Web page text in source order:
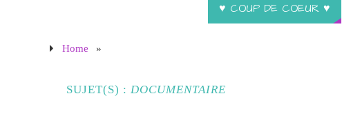
♥ COUP DE COEUR ♥
Home »
SUJET(S) : DOCUMENTAIRE